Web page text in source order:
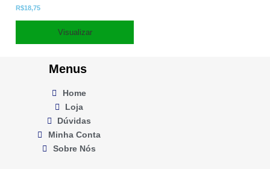
R$18,75
Visualizar
Menus
Home
Loja
Dúvidas
Minha Conta
Sobre Nós